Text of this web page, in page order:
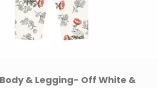
& Legging- Off White &